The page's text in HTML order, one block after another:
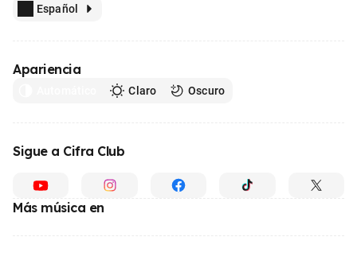
Español
Apariencia
Claro Oscuro
Sigue a Cifra Club
Más música en